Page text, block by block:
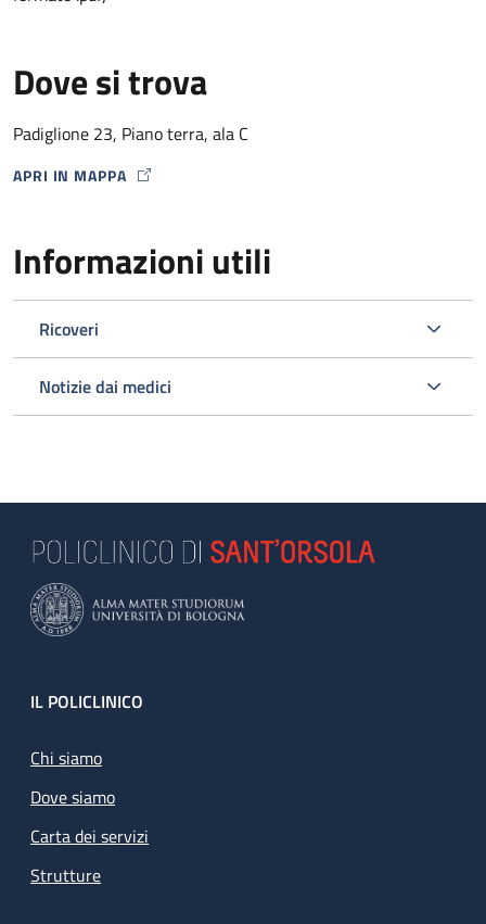
Dove si trova
Padiglione 23, Piano terra, ala C
APRI IN MAPPA
MAP ICON
Informazioni utili
Ricoveri
Notizie dai medici
Footer
IL POLICLINICO
Chi siamo
Dove siamo
Carta dei servizi
Strutture